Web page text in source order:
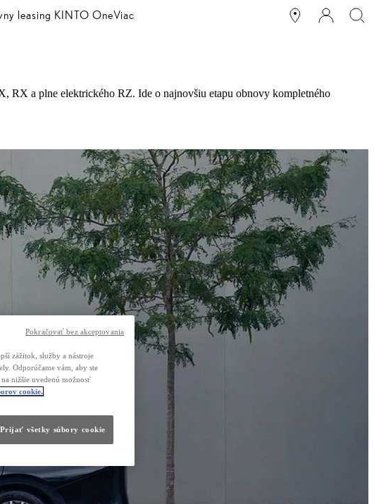
leasing KINTO OneViac
RX a plne elektrického RZ. Ide o najnovšiu etapu obnovy kompletného
zážitok, služby a nástroje
Odporúčame vám, aby ste
nižšie uvedenú možnosť
cookie.
Prijať všetky súbory cookie
Pokračovať bez akceptovania